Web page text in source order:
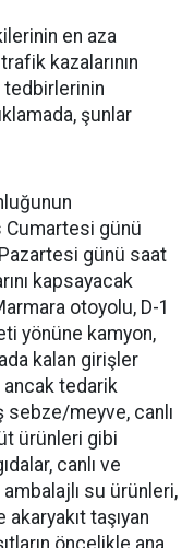
en aza
kazalarının
tedbirlerinin
şunlar
Cumartesi günü
günü saat
kapsayacak
otoyolu, D-1
yönüne kamyon,
kalan girişler
tedarik
sebze/meyve, canlı
ürünleri gibi
canlı ve
su ürünleri,
taşıyan
öncelikle ana